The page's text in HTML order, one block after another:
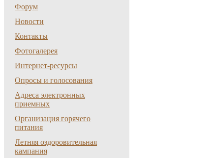
Форум
Новости
Контакты
Фотогалерея
Интернет-ресурсы
Опросы и голосования
Адреса электронных
приемных
Организация горячего
питания
Летняя оздоровительная
кампания